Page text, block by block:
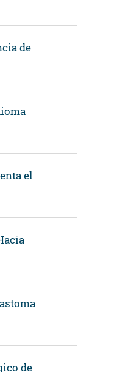
de
el
de